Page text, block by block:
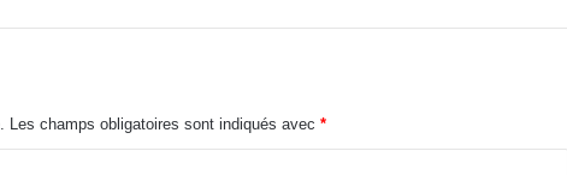
Les champs obligatoires sont indiqués avec *